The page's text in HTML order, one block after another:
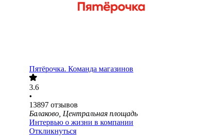
Пятёрочка. Команда магазинов
3.6
•
13897 отзывов
Балаково, Центральная площадь
Интервью о жизни в компании
Откликнуться